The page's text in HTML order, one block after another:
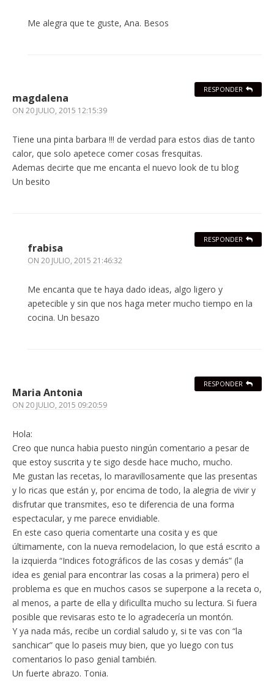
Me alegra que te guste, Ana. Besos
magdalena
ON 20 JULIO, 2015 12:15:39
Tiene una pinta barbara !!! de verdad para estos dias de tanto
calor, que solo apetece comer cosas fresquitas.
Ademas decirte que me encanta el nuevo look de tu blog
Un besito
RESPONDER
frabisa
ON 20 JULIO, 2015 21:46:32
Me encanta que te haya dado ideas, algo ligero y
apetecible y sin que nos haga meter mucho tiempo en la
cocina. Un besazo
RESPONDER
Maria Antonia
ON 20 JULIO, 2015 09:20:59
Hola:
Creo que nunca habia puesto ningún comentario a pesar de
que estoy suscrita y te sigo desde hace mucho, mucho.
Me gustan las recetas, lo maravillosamente que las presentas
y lo ricas que están y, por encima de todo, la alegria de vivir y
disfrutar que transmites, eso te diferencia de una forma
espectacular, y me parece envidiable.
En este caso queria comentarte una cosita y es que
últimamente, con la nueva remodelacion, lo que está escrito a
la izquierda “Indices fotográficos de las cosas y demás” (la
idea es genial para encontrar las cosas a la primera) pero el
problema es que en muchos casos se superpone a la receta o,
al menos, a parte de ella y dificullta mucho su lectura. Si fuera
posible que revisaras esto te lo agradecería un montón.
Y ya nada más, recibe un cordial saludo y, si te vas con “la
sanchicar” que lo paseis muy bien, que yo luego con tus
comentarios lo paso genial también.
Un fuerte abrazo. Tonia.
RESPONDER